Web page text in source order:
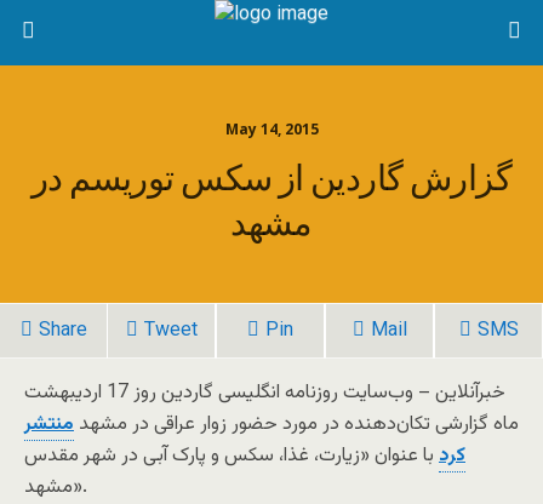
May 14, 2015
گزارش گاردین از سکس توریسم در
مشهد
Share Tweet Pin Mail SMS
خبرآنلاین – وب‌سایت روزنامه انگلیسی گاردین روز 17 اردیبهشت
ماه گزارشی تکان‌دهنده در مورد حضور زوار عراقی در مشهد منتشر
کرد با عنوان «زیارت، غذا، سکس و پارک آبی در شهر مقدس
مشهد».